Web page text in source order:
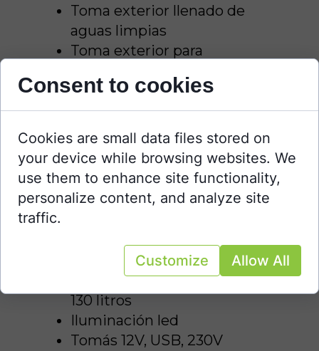
Toma exterior llenado de
aguas limpias
Toma exterior para
Instalación eléctrica
Monitor de baterías Smart
Shunt Victron
Placa solar VICTRON 175w
Regulador VICTRON SMART
Inversor onda pura
VECHLINE 2000W
Nevera ISOTHERM webasto
130 litros
Iluminación led
Tomás 12V, USB, 230V
Consent to cookies
Cookies are small data files stored on
your device while browsing websites. We
use them to enhance site functionality,
personalize content, and analyze site
traffic.
Customize Allow All